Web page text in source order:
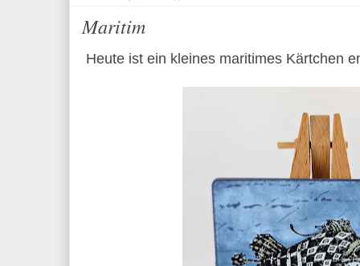
Maritim
Heute ist ein kleines maritimes Kärtchen